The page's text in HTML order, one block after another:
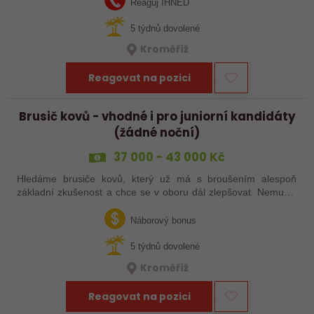
Reaguj IHNED
5 týdnů dovolené
Kroměříž
Reagovat na pozici
Brusič kovů - vhodné i pro juniorní kandidáty
(žádné noční)
37 000 - 43 000 Kč
Hledáme brusiče kovů, který už má s broušením alespoň
základní zkušenost a chce se v oboru dál zlepšovat. Nemusíš
abys už někdy pracoval…Náborový bonus
5 týdnů dovolené
Kroměříž
Reagovat na pozici